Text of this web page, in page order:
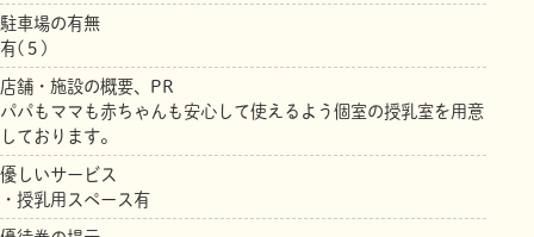
駐車場の有無
有(５)
店舗・施設の概要、PR
パパもママも赤ちゃんも安心して使えるよう個室の授乳室を用意
しております。
優しいサービス
・授乳用スペース有